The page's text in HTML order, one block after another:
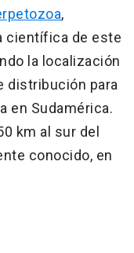
,
científica de este
la localización
distribución para
en Sudamérica.
km al sur del
conocido, en